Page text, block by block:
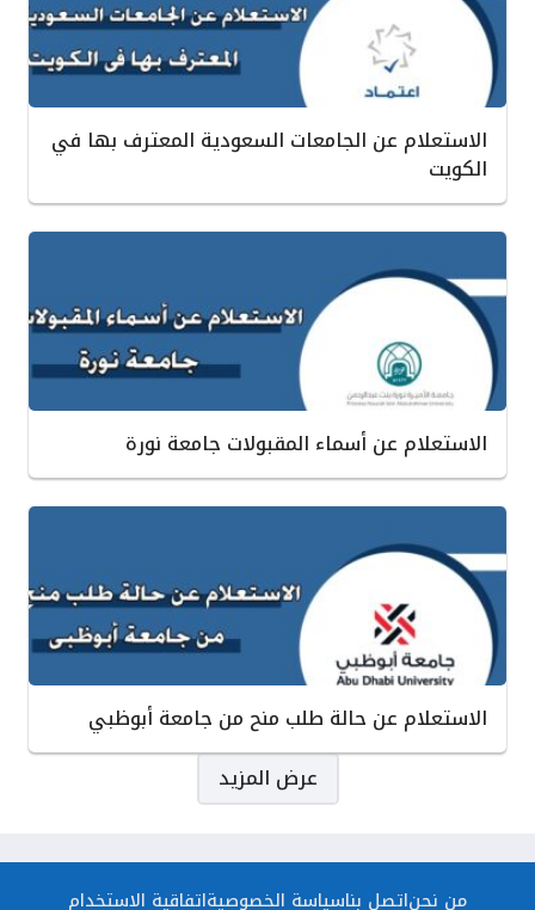
الاستعلام عن الجامعات السعودية المعترف بها في
الكويت
الاستعلام عن أسماء المقبولات جامعة نورة
الاستعلام عن حالة طلب منح من جامعة أبوظبي
صفحات:
عرض المزيد
من نحناتصل بناسياسة الخصوصيةاتفاقية الاستخدام